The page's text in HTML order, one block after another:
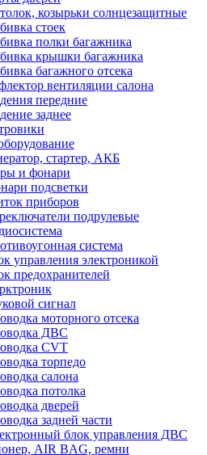
козырьки солнцезащитные
стоек
полки багажника
крышки багажника
багажного отсека
вентиляции салона
передние
заднее
стартер, АКБ
и фонари
подсветки
приборов
подрулевые
система
управления электроникой
предохранителей
сигнал
моторного отсека
ДВС
CVT
торпедо
салона
потолка
дверей
задней части
блок управления ДВС
AIR BAG, ремни